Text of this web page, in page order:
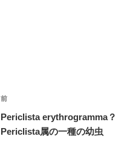
投
稿
ナ
前
の
投
前
Periclista erythrogramma？
Periclista属の一種の幼虫